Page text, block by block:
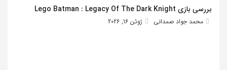
بررسی بازی Lego Batman : Legacy Of The Dark Knight
محمد جواد صمدانی ژوئن 16, 2026